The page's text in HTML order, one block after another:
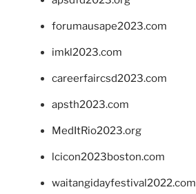
forumausape2023.com
imkl2023.com
careerfaircsd2023.com
apsth2023.com
MedItRio2023.org
lcicon2023boston.com
waitangidayfestival2022.com